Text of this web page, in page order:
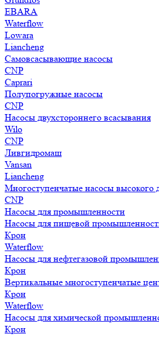
EBARA
Waterflow
Lowara
Liancheng
Самовсасывающие насосы
CNP
Caprari
Полупогружные насосы
CNP
Насосы двухстороннего всасывания
Wilo
CNP
Ливгидромаш
Vansan
Liancheng
Многоступенчатые насосы высокого
CNP
Насосы для промышленности
Насосы для пищевой
Крон
Waterflow
Насосы для нефтегазовой
Крон
Вертикальные многоступенчатые
Крон
Waterflow
Насосы для химической
Крон